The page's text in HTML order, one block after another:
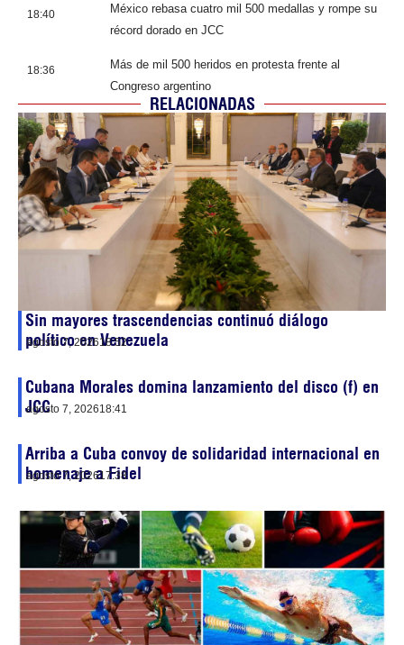
18:40
México rebasa cuatro mil 500 medallas y rompe su
récord dorado en JCC
18:36
Más de mil 500 heridos en protesta frente al
Congreso argentino
RELACIONADAS
Sin mayores trascendencias continuó diálogo
político en Venezuela
agosto 7, 202618:52
Cubana Morales domina lanzamiento del disco (f) en
JCC
agosto 7, 202618:41
Arriba a Cuba convoy de solidaridad internacional en
homenaje a Fidel
agosto 7, 202617:38